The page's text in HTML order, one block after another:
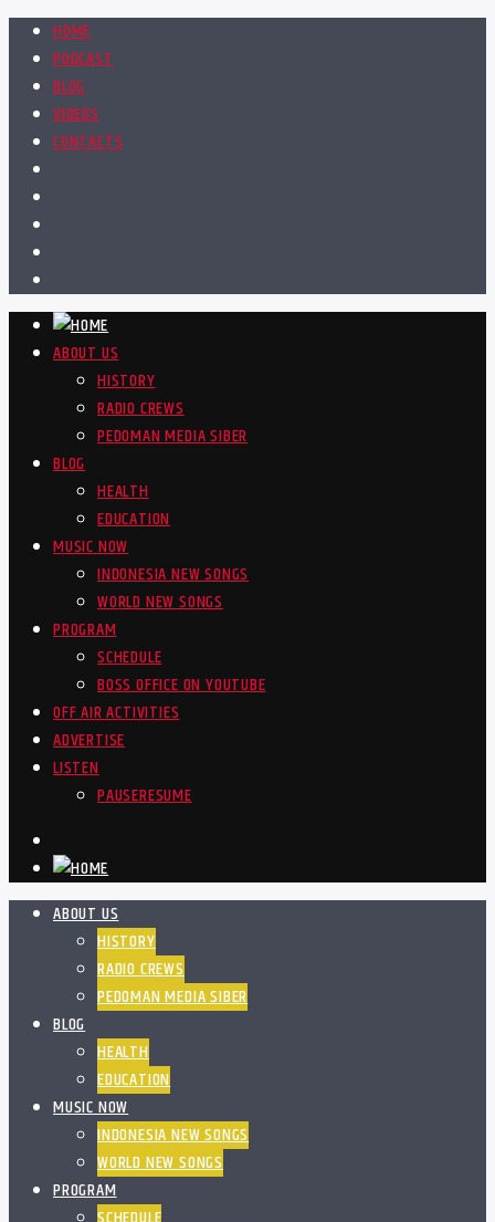
HOME
PODCAST
BLOG
VIDEOS
CONTACTS
ABOUT US
HISTORY
RADIO CREWS
PEDOMAN MEDIA SIBER
BLOG
HEALTH
EDUCATION
MUSIC NOW
INDONESIA NEW SONGS
WORLD NEW SONGS
PROGRAM
SCHEDULE
BOSS OFFICE ON YOUTUBE
OFF AIR ACTIVITIES
ADVERTISE
LISTEN
PAUSERESUME
ABOUT US
HISTORY
RADIO CREWS
PEDOMAN MEDIA SIBER
BLOG
HEALTH
EDUCATION
MUSIC NOW
INDONESIA NEW SONGS
WORLD NEW SONGS
PROGRAM